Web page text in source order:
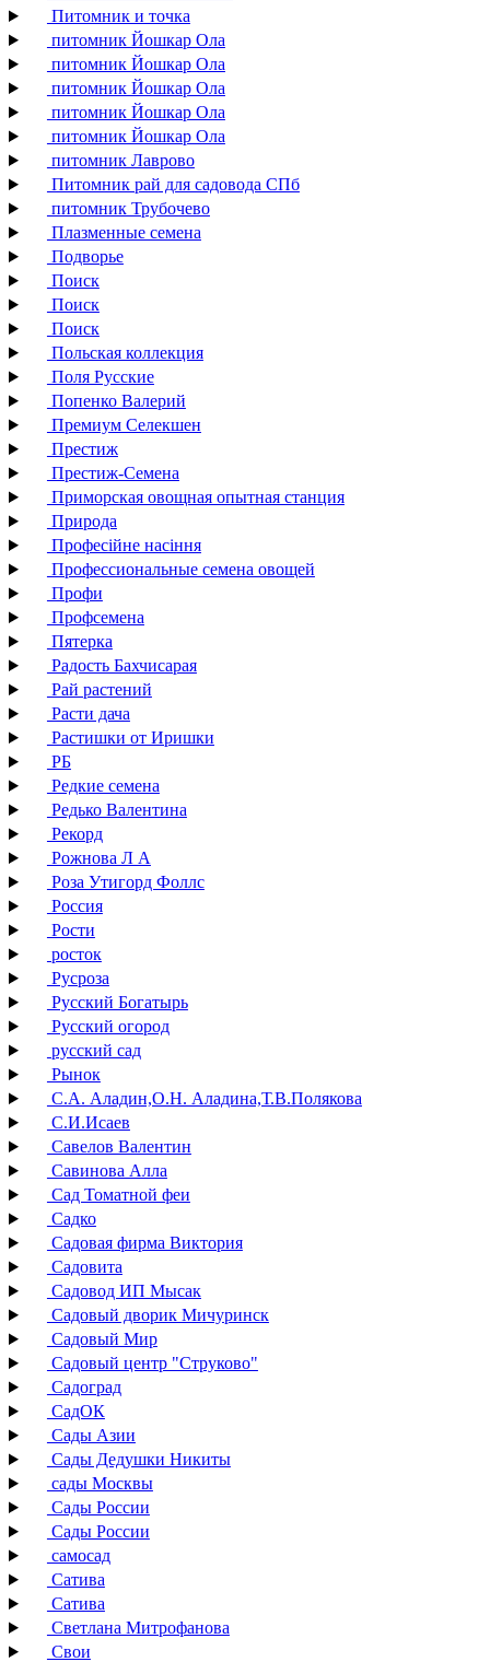
Питомник и точка
питомник Йошкар Ола
питомник Йошкар Ола
питомник Йошкар Ола
питомник Йошкар Ола
питомник Йошкар Ола
питомник Лаврово
Питомник рай для садовода СПб
питомник Трубочево
Плазменные семена
Подворье
Поиск
Поиск
Поиск
Польская коллекция
Поля Русские
Попенко Валерий
Премиум Селекшен
Престиж
Престиж-Семена
Приморская овощная опытная станция
Природа
Професійне насіння
Профессиональные семена овощей
Профи
Профсемена
Пятерка
Радость Бахчисарая
Рай растений
Расти дача
Растишки от Иришки
РБ
Редкие семена
Редько Валентина
Рекорд
Рожнова Л А
Роза Утигорд Фоллс
Россия
Рости
росток
Русроза
Русский Богатырь
Русский огород
русский сад
Рынок
С.А. Аладин,О.Н. Аладина,Т.В.Полякова
С.И.Исаев
Савелов Валентин
Савинова Алла
Сад Томатной феи
Садко
Садовая фирма Виктория
Садовита
Садовод ИП Мысак
Садовый дворик Мичуринск
Садовый Мир
Садовый центр "Струково"
Садоград
СадОК
Сады Азии
Сады Дедушки Никиты
сады Москвы
Сады России
Сады России
самосад
Сатива
Сатива
Светлана Митрофанова
Свои